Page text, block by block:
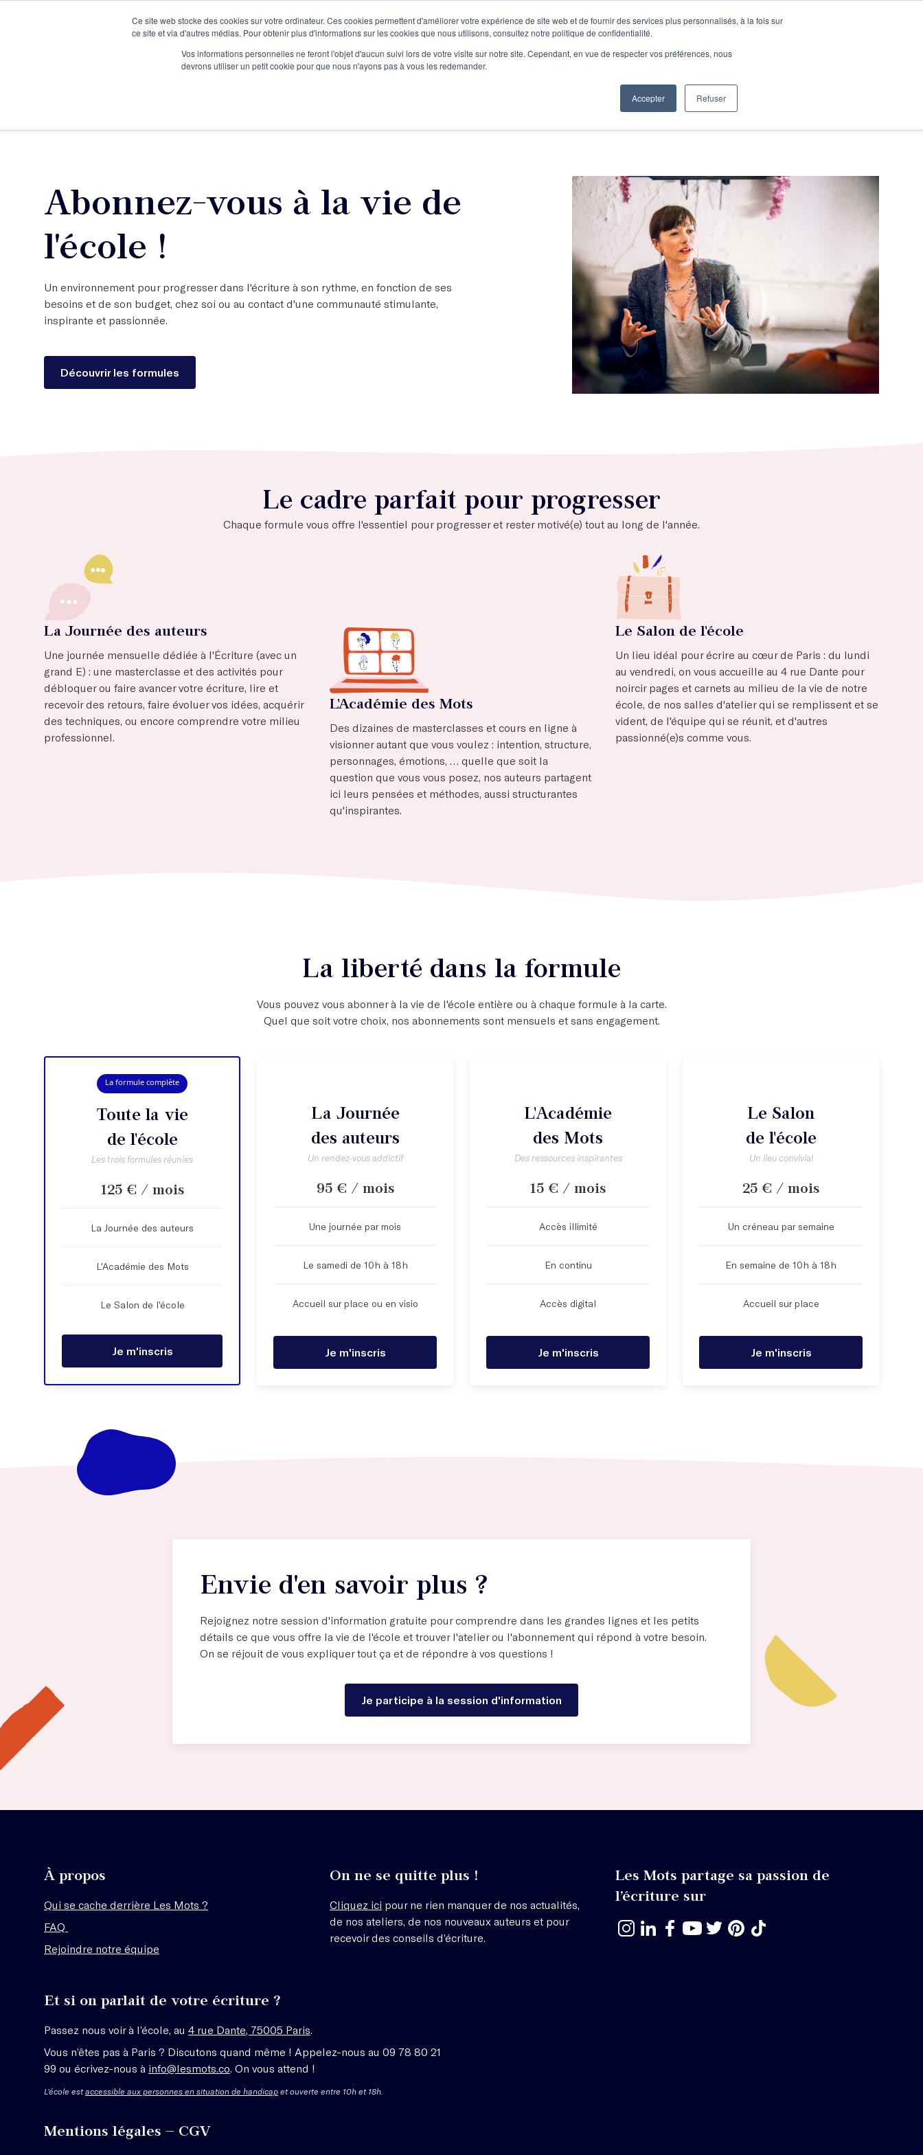
Ce site web stocke des cookies sur votre ordinateur. Ces cookies permettent d'améliorer votre expérience de site web et de fournir des services plus personnalisés, à la fois sur
ce site et via d'autres médias. Pour obtenir plus d'informations sur les cookies que nous utilisons, consultez notre politique de confidentialité.
Vos informations personnelles ne feront l'objet d'aucun suivi lors de votre visite sur notre site. Cependant, en vue de respecter vos préférences, nous
devrons utiliser un petit cookie pour que nous n'ayons pas à vous les redemander.
Accepter Refuser
Je participe à une session d’information Le podcast L'infolettre Se connecter Je découvre les ateliers
Entreprises
Abonnez-vous à la vie de
l'école !
Un environnement pour progresser dans l'écriture à son rythme, en fonction de ses
besoins et de son budget, chez soi ou au contact d'une communauté stimulante,
inspirante et passionnée.
Découvrir les formules
Le cadre parfait pour progresser
Chaque formule vous offre l'essentiel pour progresser et rester motivé(e) tout au long de l'année.
La Journée des auteurs
Une journée mensuelle dédiée à l'Écriture (avec un
grand E) : une masterclasse et des activités pour
débloquer ou faire avancer votre écriture, lire et
recevoir des retours, faire évoluer vos idées, acquérir
des techniques, ou encore comprendre votre milieu
professionnel.
L'Académie des Mots
Des dizaines de masterclasses et cours en ligne à
visionner autant que vous voulez : intention, structure,
personnages, émotions, … quelle que soit la
question que vous vous posez, nos auteurs partagent
ici leurs pensées et méthodes, aussi structurantes
qu'inspirantes.
Le Salon de l'école
Un lieu idéal pour écrire au cœur de Paris : du lundi
au vendredi, on vous accueille au 4 rue Dante pour
noircir pages et carnets au milieu de la vie de notre
école, de nos salles d'atelier qui se remplissent et se
vident, de l'équipe qui se réunit, et d'autres
passionné(e)s comme vous.
La liberté dans la formule
Vous pouvez vous abonner à la vie de l'école entière ou à chaque formule à la carte.
Quel que soit votre choix, nos abonnements sont mensuels et sans engagement.
La formule complète
Toute la vie
de l'école
Les trois formules réunies
125 € / mois
La Journée des auteurs
L'Académie des Mots
Le Salon de l'école
Je m'inscris
La Journée
des auteurs
Un rendez-vous addictif
95 € / mois
Une journée par mois
Le samedi de 10h à 18h
Accueil sur place ou en visio
Je m'inscris
L'Académie
des Mots
Des ressources inspirantes
15 € / mois
Accès illimité
En continu
Accès digital
Je m'inscris
Le Salon
de l'école
Un lieu convivial
25 € / mois
Un créneau par semaine
En semaine de 10h à 18h
Accueil sur place
Je m'inscris
Envie d'en savoir plus ?
Rejoignez notre session d'information gratuite pour comprendre dans les grandes lignes et les petits
détails ce que vous offre la vie de l'école et trouver l'atelier ou l'abonnement qui répond à votre besoin.
On se réjouit de vous expliquer tout ça et de répondre à vos questions !
Je participe à la session d'information
À propos
Qui se cache derrière Les Mots ?
FAQ
Rejoindre notre équipe
On ne se quitte plus !
Cliquez ici pour ne rien manquer de nos actualités,
de nos ateliers, de nos nouveaux auteurs et pour
recevoir des conseils d’écriture.
Les Mots partage sa passion de
l’écriture sur
Et si on parlait de votre écriture ?
Passez nous voir à l’école, au 4 rue Dante, 75005 Paris.
Vous n’êtes pas à Paris ? Discutons quand même ! Appelez-nous au 09 78 80 21
99 ou écrivez-nous à info@lesmots.co. On vous attend !
L'école estaccessible aux personnes en situation de handicap et ouverte entre 10h et 18h.
Mentions légales – CGV